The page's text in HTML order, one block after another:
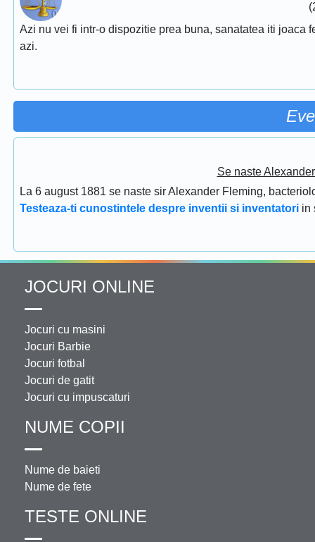
Azi nu vei fi intr-o dispozitie prea buna, sanatatea iti joaca
azi.
Se naste
La 6 august 1881 se naste sir Alexander Fleming,
Testeaza-ti cunostintele despre inventii si inventatori in
JOCURI ONLINE
Jocuri cu masini
Jocuri Barbie
Jocuri fotbal
Jocuri de gatit
Jocuri cu impuscaturi
NUME COPII
Nume de baieti
Nume de fete
TESTE ONLINE